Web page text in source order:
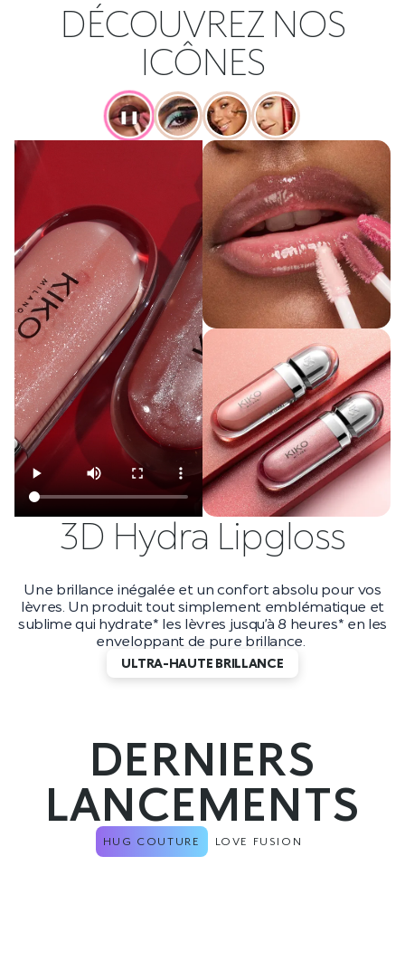
DÉCOUVREZ NOS
ICÔNES
❚❚
3D Hydra Lipgloss
Une brillance inégalée et un confort absolu pour vos
lèvres. Un produit tout simplement emblématique et
sublime qui hydrate* les lèvres jusqu’à 8 heures* en les
enveloppant de pure brillance.
ULTRA-HAUTE BRILLANCE
DERNIERS
LANCEMENTS
HUG COUTURE LOVE FUSION